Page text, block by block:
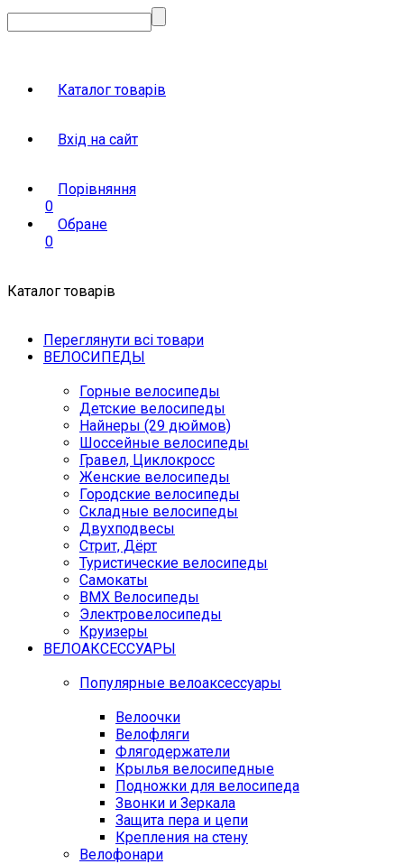
Каталог товарів
Вхід на сайт
Порівняння
0
Обране
0
Каталог товарів
Переглянути всі товари
ВЕЛОСИПЕДЫ
Горные велосипеды
Детские велосипеды
Найнеры (29 дюймов)
Шоссейные велосипеды
Гравел, Циклокросс
Женские велосипеды
Городcкие велосипеды
Складные велосипеды
Двухподвесы
Стрит, Дёрт
Туристические велосипеды
Самокаты
BMX Велосипеды
Электровелосипеды
Круизеры
ВЕЛОАКСЕССУАРЫ
Популярные велоаксессуары
Велоочки
Велофляги
Флягодержатели
Крылья велосипедные
Подножки для велосипеда
Звонки и Зеркала
Защита пера и цепи
Крепления на стену
Велофонари